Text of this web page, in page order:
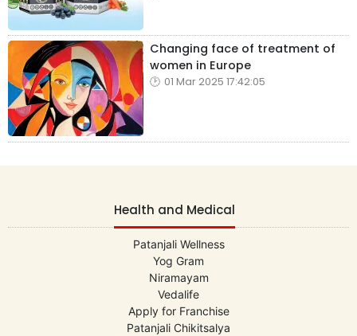
Changing face of treatment of
women in Europe
01 Mar 2025 17:42:05
Health and Medical
Patanjali Wellness
Yog Gram
Niramayam
Vedalife
Apply for Franchise
Patanjali Chikitsalya